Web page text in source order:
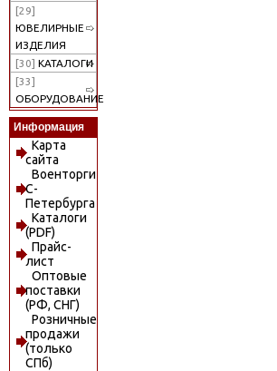
[29]
ЮВЕЛИРНЫЕ
ИЗДЕЛИЯ
[30] КАТАЛОГИ
[33]
ОБОРУДОВАНИЕ
Информация
Карта
сайта
Военторги
С-
Петербурга
Каталоги
(PDF)
Прайс-
лист
Оптовые
поставки
(РФ, СНГ)
Розничные
продажи
(только
СПб)